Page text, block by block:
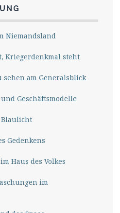
Niemandsland
Kriegerdenkmal steht
sehen am Generalsblick
Geschäftsmodelle
Blaulicht
Gedenkens
im Haus des Volkes
im